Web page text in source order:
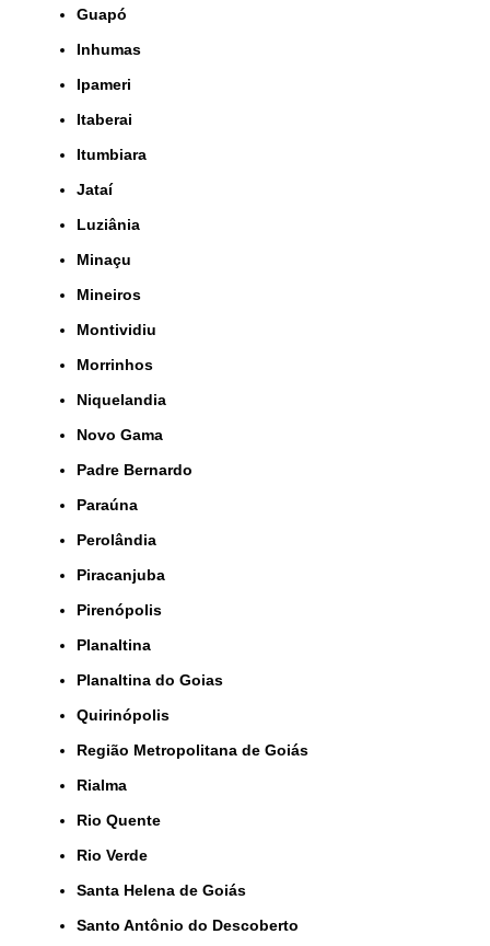
Guapó
Inhumas
Ipameri
Itaberai
Itumbiara
Jataí
Luziânia
Minaçu
Mineiros
Montividiu
Morrinhos
Niquelandia
Novo Gama
Padre Bernardo
Paraúna
Perolândia
Piracanjuba
Pirenópolis
Planaltina
Planaltina do Goias
Quirinópolis
Região Metropolitana de Goiás
Rialma
Rio Quente
Rio Verde
Santa Helena de Goiás
Santo Antônio do Descoberto